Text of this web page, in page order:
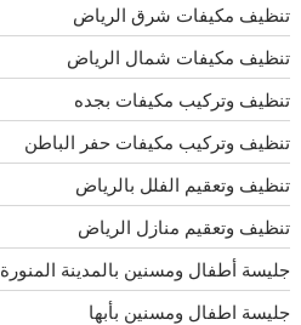
تنظيف مكيفات شرق الرياض
تنظيف مكيفات شمال الرياض
تنظيف وتركيب مكيفات بجده
تنظيف وتركيب مكيفات حفر الباطن
تنظيف وتعقيم الفلل بالرياض
تنظيف وتعقيم منازل الرياض
جليسة أطفال ومسنين بالمدينة المنورة
جليسة اطفال ومسنين بأبها